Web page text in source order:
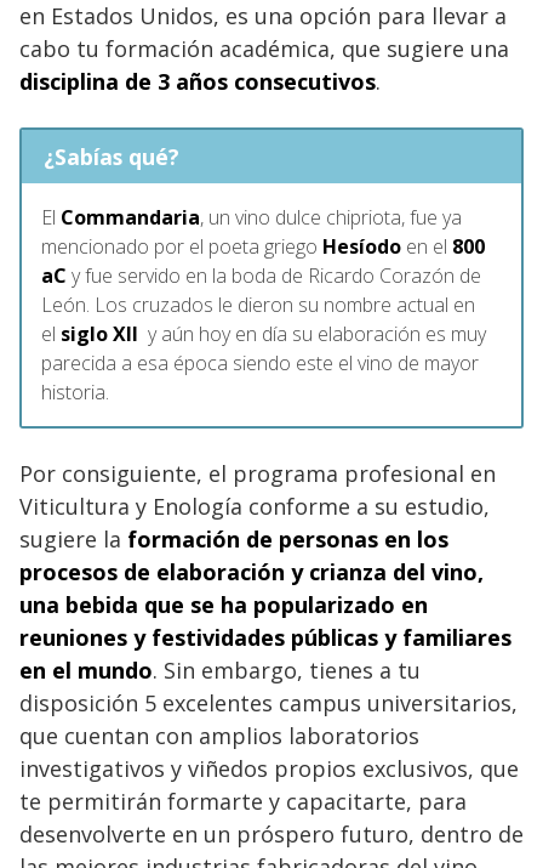
en Estados Unidos, es una opción para llevar a
cabo tu formación académica, que sugiere una
disciplina de 3 años consecutivos.
¿Sabías qué?
El Commandaria, un vino dulce chipriota, fue ya
mencionado por el poeta griego Hesíodo en el 800
aC y fue servido en la boda de Ricardo Corazón de
León. Los cruzados le dieron su nombre actual en
el siglo XII y aún hoy en día su elaboración es muy
parecida a esa época siendo este el vino de mayor
historia.
Por consiguiente, el programa profesional en
Viticultura y Enología conforme a su estudio,
sugiere la formación de personas en los
procesos de elaboración y crianza del vino,
una bebida que se ha popularizado en
reuniones y festividades públicas y familiares
en el mundo. Sin embargo, tienes a tu
disposición 5 excelentes campus universitarios,
que cuentan con amplios laboratorios
investigativos y viñedos propios exclusivos, que
te permitirán formarte y capacitarte, para
desenvolverte en un próspero futuro, dentro de